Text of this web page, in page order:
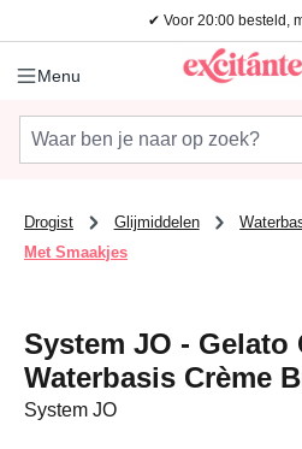
Ga naar de hoofdinhoud
✔ Voor 20:00 besteld,
Menu
Drogist Glijmiddelen
Met Smaakjes
System JO - Gelato
Waterbasis Crème
System JO